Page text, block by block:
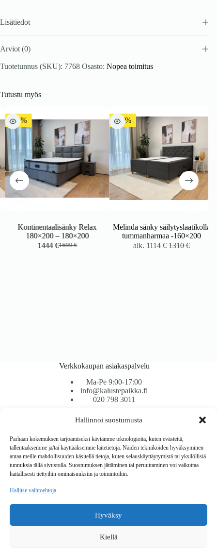
Hallinnoi suostumusta
Parhaan kokemuksen tarjoamiseksi käytämme teknologioita, kuten evästeitä,
tallentaaksemme ja/tai käyttääksemme laitetietoja. Näiden tekniikoiden hyväksyminen
antaa meille mahdollisuuden käsitellä tietoja, kuten selauskäyttäytymistä tai yksilöllisiä
tunnuksia tällä sivustolla. Suostumuksen jättäminen tai peruuttaminen voi vaikuttaa
haitallisesti tiettyihin ominaisuuksiin ja toimintoihin.
Hallitse vaihtoehtoja
Hyväksy
Kiellä
Lisätiedot
Arviot (0)
Tuotetunnus (SKU): 7768 Osasto: Nopea toimitus
Tutustu myös
-15%
Kontinentaalisänky Relax
180×200 – 180×200
1699€
Alkuperäinen
1444€Nykyinen
-15%
Melinda sänky säilytyslaatikolla
tummanharmaa -160×200
alk.1114€ 1310€
Verkkokaupan asiakaspalvelu
Ma-Pe 9:00-17:00
info@kalustepaikka.fi
020 798 3011
Tavarantoimitus / Maksutavat
Toimitustavat
Maksutavat
Vaihto ja palautus
Reklamaatiot
Copyright © 2026 Kalustepaikka